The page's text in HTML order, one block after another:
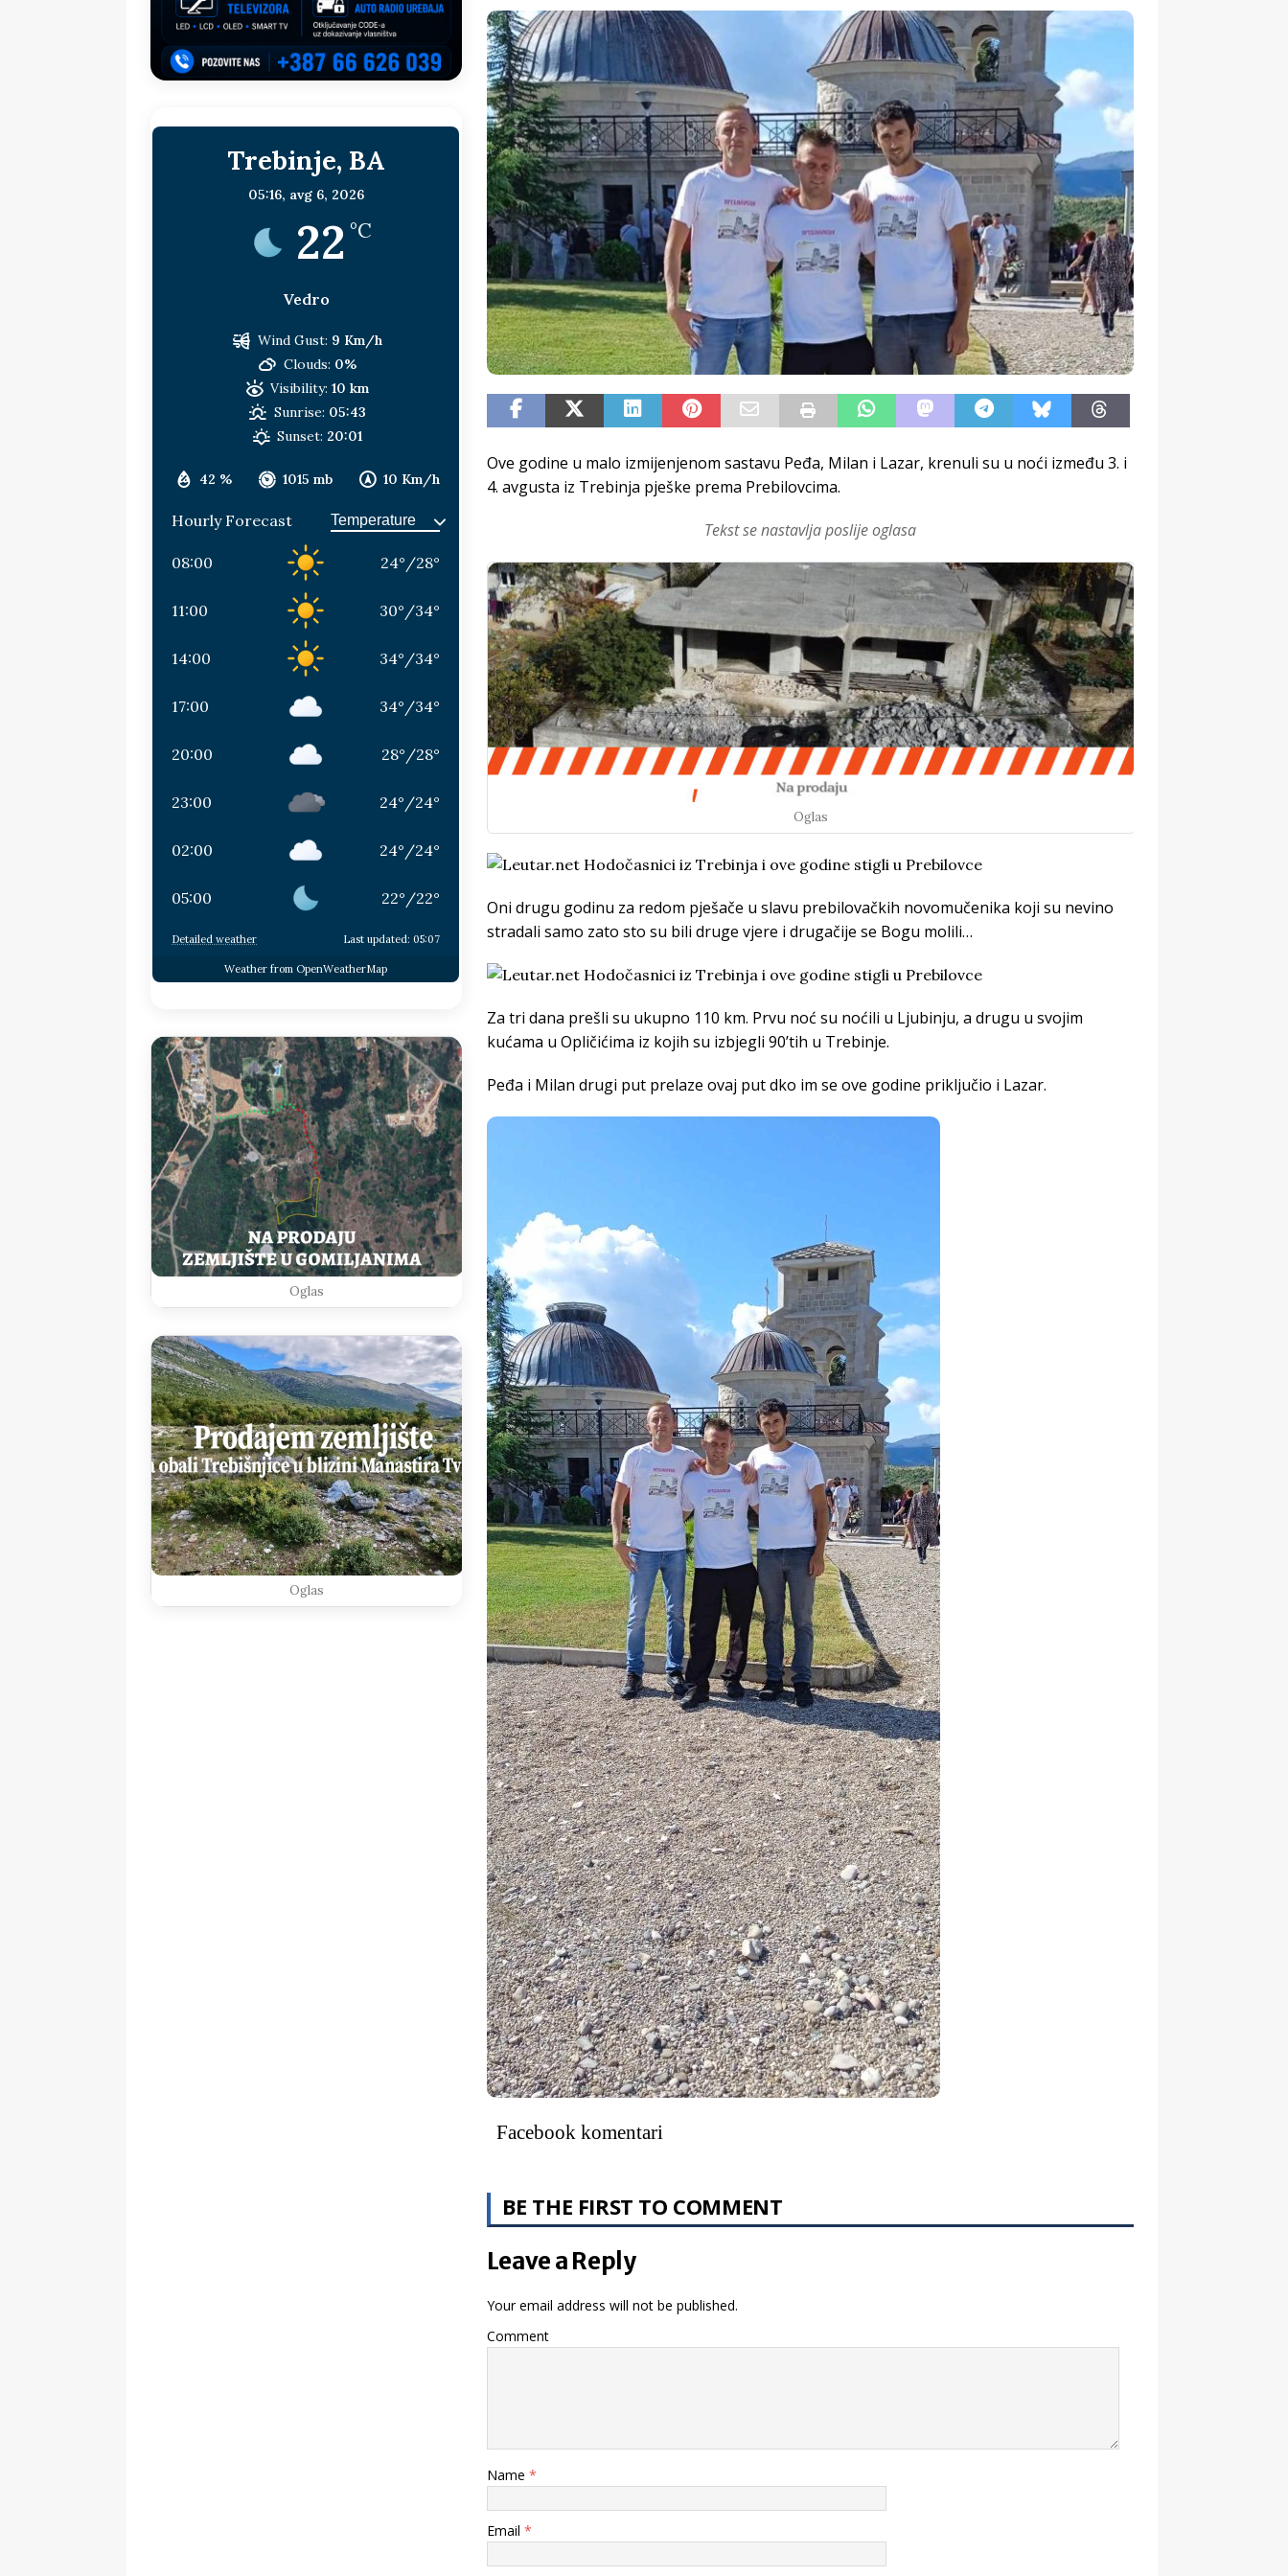
sljedeća meta!? BOSNA I HERCEGOVINA
[ 14. jul 2026. ] Budimiru je jako žao! REPUBLIKA SRPSKA
Dodik i Vučić nisu u sukobu, pogotovo nisu zbog Eleka LIČNI STAV
[ 11. jul 2026. ] Ako se povučemo i sve im prepustimo, ostaće nam samo siledžije i tišina BOSNA I
HERCEGOVINA
[ 9. jul 2026. ] RTRS-u blokirani svi računi REPUBLIKA SRPSKA
[ 30. jul 2026. ] Uhapšen bivši gradonačelnik Splita, Željko Kerum SVIJET
Ove godine u malo izmijenjenom sastavu Peđa, Milan i Lazar, krenuli su u noći između 3. i
4. avgusta iz Trebinja pješke prema Prebilovcima.
Tekst se nastavlja poslije oglasa
Oglas
Oni drugu godinu za redom pješače u slavu prebilovačkih novomučenika koji su nevino
stradali samo zato sto su bili druge vjere i drugačije se Bogu molili…
Za tri dana prešli su ukupno 110 km. Prvu noć su noćili u Ljubinju, a drugu u svojim
kućama u Opličićima iz kojih su izbjegli 90’tih u Trebinje.
Peđa i Milan drugi put prelaze ovaj put dko im se ove godine priključio i Lazar.
Facebook komentari
BE THE FIRST TO COMMENT
Leave a Reply
Your email address will not be published.
Comment
Name *
Email *
Trebinje, BA
05:16, avg 6, 2026
22 °C
Vedro
42 % 1015 mb 10 Km/h
Wind Gust: 9 Km/h
Clouds: 0%
Visibility: 10 km
Sunrise: 05:43
Sunset: 20:01
Hourly Forecast
08:00 24° /28°
11:00 30° /34°
14:00 34° /34°
17:00 34° /34°
20:00 28° /28°
23:00 24° /24°
02:00 24° /24°
05:00 22° /22°
Detailed weather Last updated: 05:07
Weather from OpenWeatherMap
Oglas
Oglas